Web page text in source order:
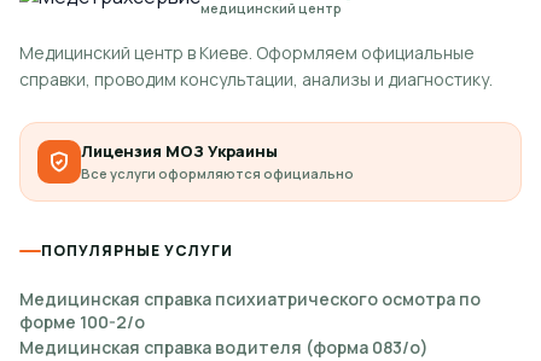
медицинский центр
Медицинский центр в Киеве. Оформляем официальные
справки, проводим консультации, анализы и диагностику.
Лицензия МОЗ Украины
Все услуги оформляются официально
ПОПУЛЯРНЫЕ УСЛУГИ
Медицинская справка психиатрического осмотра по
форме 100-2/о
Медицинская справка водителя (форма 083/о)